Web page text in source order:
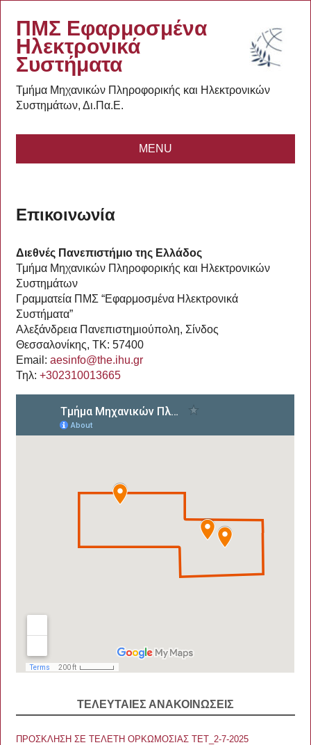
ΠΜΣ Εφαρμοσμένα
Ηλεκτρονικά
Συστήματα
Τμήμα Μηχανικών Πληροφορικής και Ηλεκτρονικών
Συστημάτων, Δι.Πα.Ε.
MENU
Επικοινωνία
Διεθνές Πανεπιστήμιο της Ελλάδος
Τμήμα Μηχανικών Πληροφορικής και Ηλεκτρονικών
Συστημάτων
Γραμματεία ΠΜΣ “Εφαρμοσμένα Ηλεκτρονικά
Συστήματα”
Αλεξάνδρεια Πανεπιστημιούπολη, Σίνδος
Θεσσαλονίκης, TK: 57400
Email:aesinfo@the.ihu.gr
Τηλ:+302310013665
ΤΕΛΕΥΤΑΙΕΣ ΑΝΑΚΟΙΝΩΣΕΙΣ
ΠΡΟΣΚΛΗΣΗ ΣΕ ΤΕΛΕΤΗ ΟΡΚΩΜΟΣΙΑΣ ΤΕΤ_2-7-2025